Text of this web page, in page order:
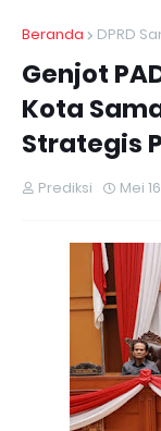
Beranda DPRD
Genjot
Kota
Strategis
Prediksi Mei